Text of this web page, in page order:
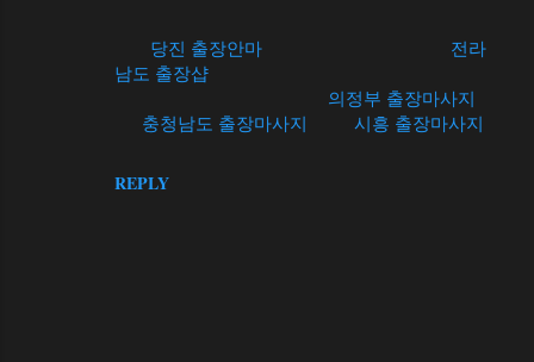
당진 출장안마
전라
남도 출장샵
의정부 출장마사지
충청남도 출장마사지
시흥 출장마사지
REPLY